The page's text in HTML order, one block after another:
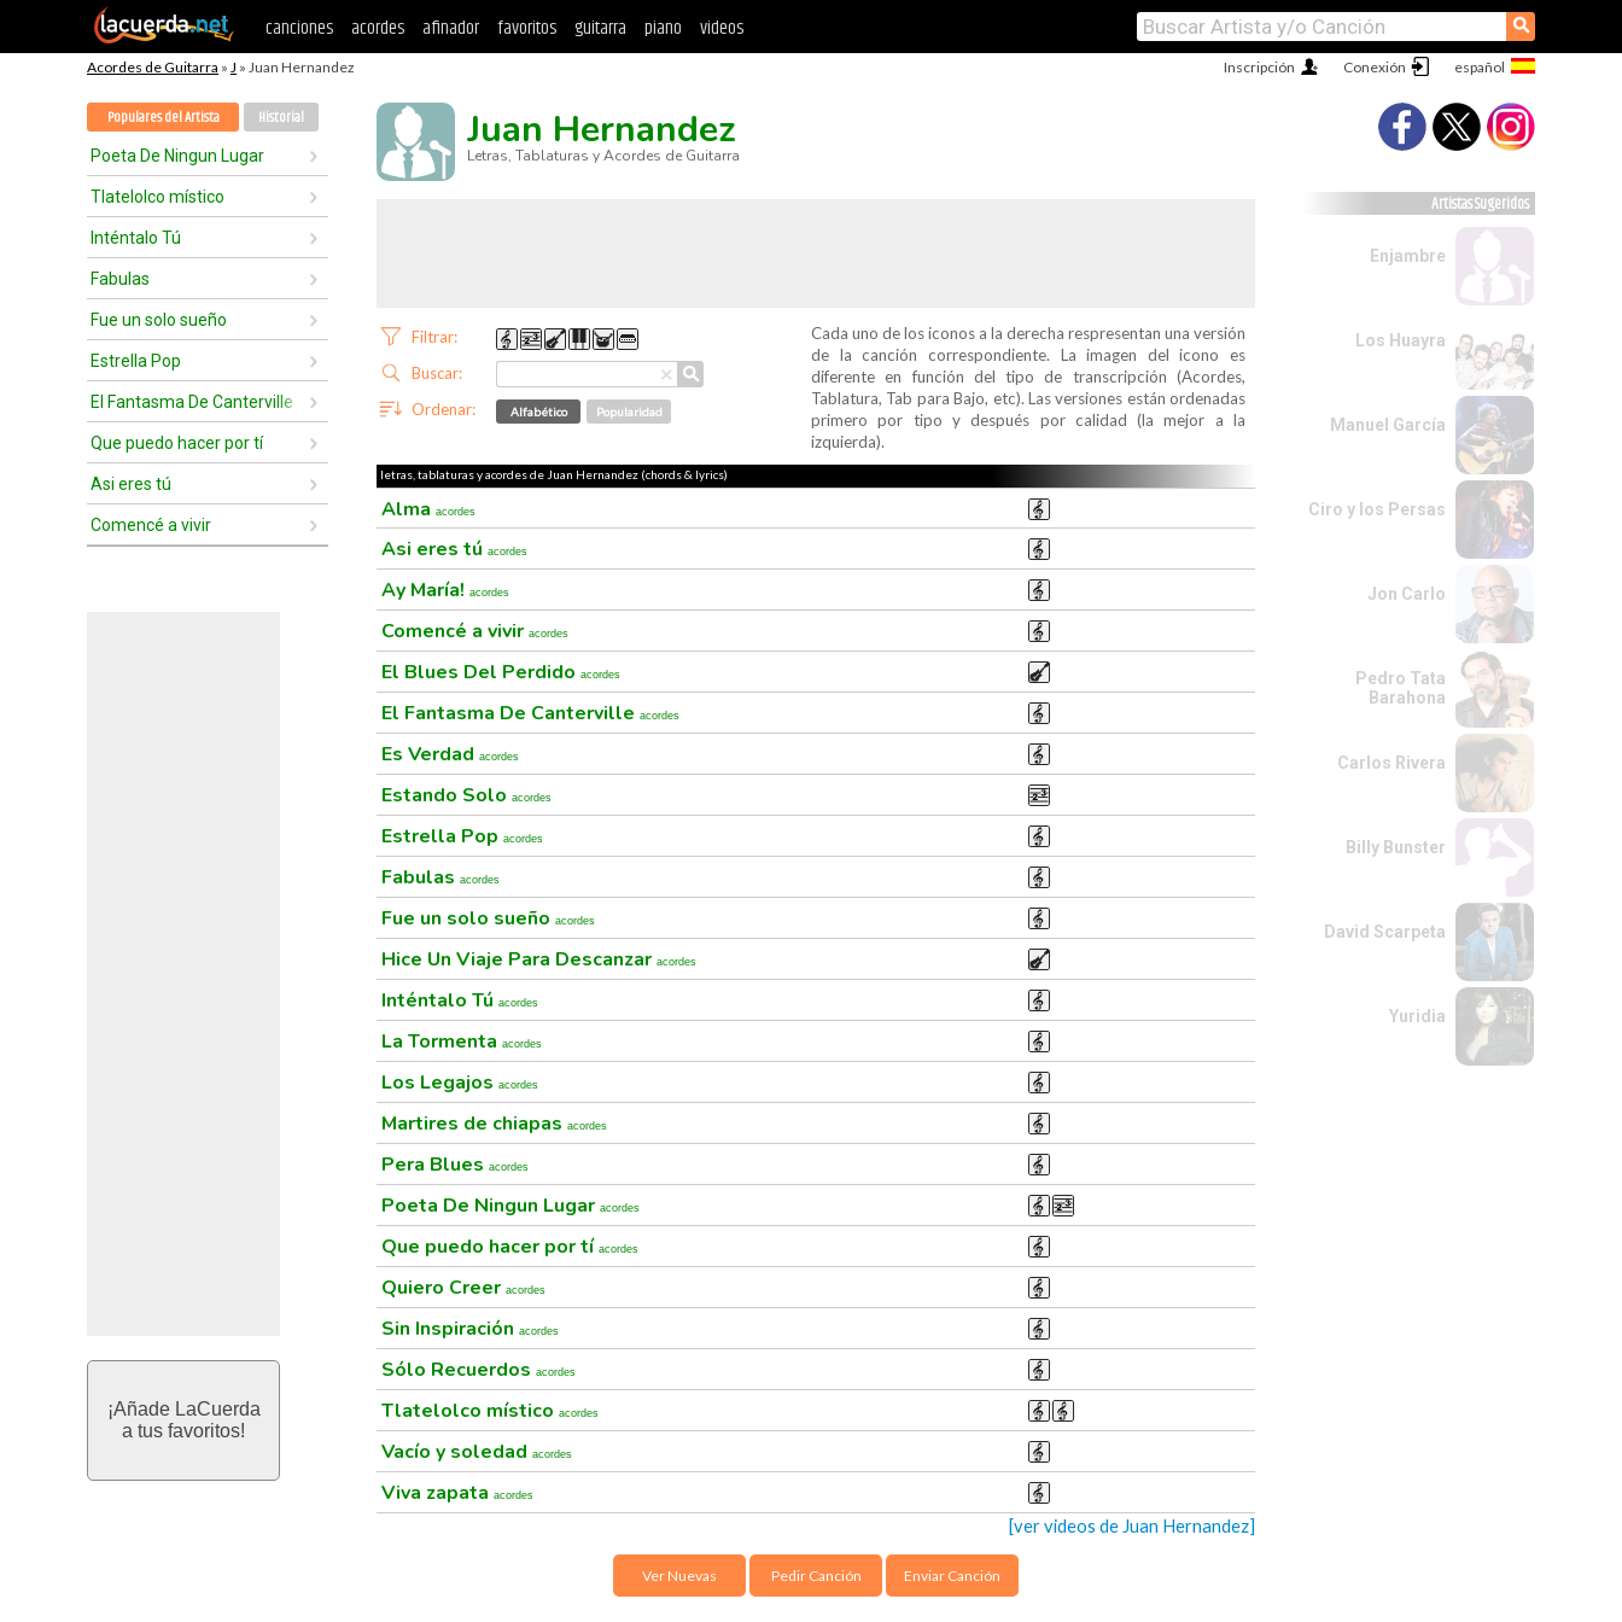
canciones acordes afinador favoritos guitarra piano videos ⚲
Acordes de Guitarra » J » Juan Hernandez Conexión
Inscripción
Populares del Artista Historial
Poeta De Ningun Lugar
Tlatelolco místico
Inténtalo Tú
Fabulas
Fue un solo sueño
Estrella Pop
El Fantasma De Canterville
Que puedo hacer por tí
Asi eres tú
Comencé a vivir
¡Añade LaCuerda
a tus favoritos!
Juan Hernandez
Letras, Tablaturas y Acordes de Guitarra
Filtrar:
×
Buscar: ⚲
Ordenar: Alfabético Popularidad
Cada uno de los iconos a la derecha respresentan una versión
de la canción correspondiente. La imagen del icono es
diferente en función del tipo de transcripción (Acordes,
Tablatura, Tab para Bajo, etc). Las versiones están ordenadas
primero por tipo y después por calidad (la mejor a la
izquierda).
letras, tablaturas y acordes de Juan Hernandez (chords & lyrics)
Alma acordes
Asi eres tú acordes
Ay María! acordes
Comencé a vivir acordes
El Blues Del Perdido acordes
El Fantasma De Canterville acordes
Es Verdad acordes
Estando Solo acordes
Estrella Pop acordes
Fabulas acordes
Fue un solo sueño acordes
Hice Un Viaje Para Descanzar acordes
Inténtalo Tú acordes
La Tormenta acordes
Los Legajos acordes
Martires de chiapas acordes
Pera Blues acordes
Poeta De Ningun Lugar acordes
Que puedo hacer por tí acordes
Quiero Creer acordes
Sin Inspiración acordes
Sólo Recuerdos acordes
Tlatelolco místico acordes
Vacío y soledad acordes
Viva zapata acordes
[ver videos de Juan Hernandez]
Ver Nuevas Pedir Canción Enviar Canción
Artistas Sugeridos
Enjambre
Los Huayra
Manuel García
Ciro y los Persas
Jon Carlo
Pedro Tata
Barahona
Carlos Rivera
Billy Bunster
David Scarpeta
Yuridia